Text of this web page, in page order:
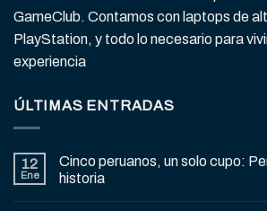
GameClub. Contamos con laptops de
PlayStation, y todo lo necesario para
experiencia
ÚLTIMAS ENTRADAS
12
Ene
Cinco peruanos, un solo cupo:
historia